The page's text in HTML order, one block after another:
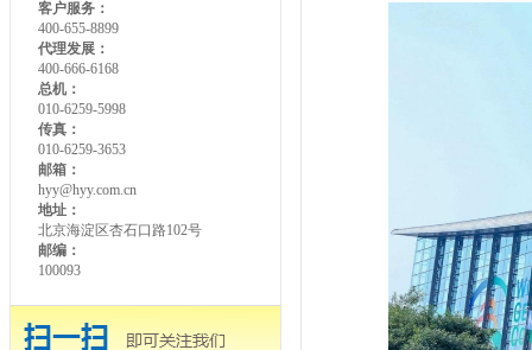
客户服务：
400-655-8899
代理发展：
400-666-6168
总机：
010-6259-5998
传真：
010-6259-3653
邮箱：
hyy@hyy.com.cn
地址：
北京海淀区杏石口路102号
邮编：
100093